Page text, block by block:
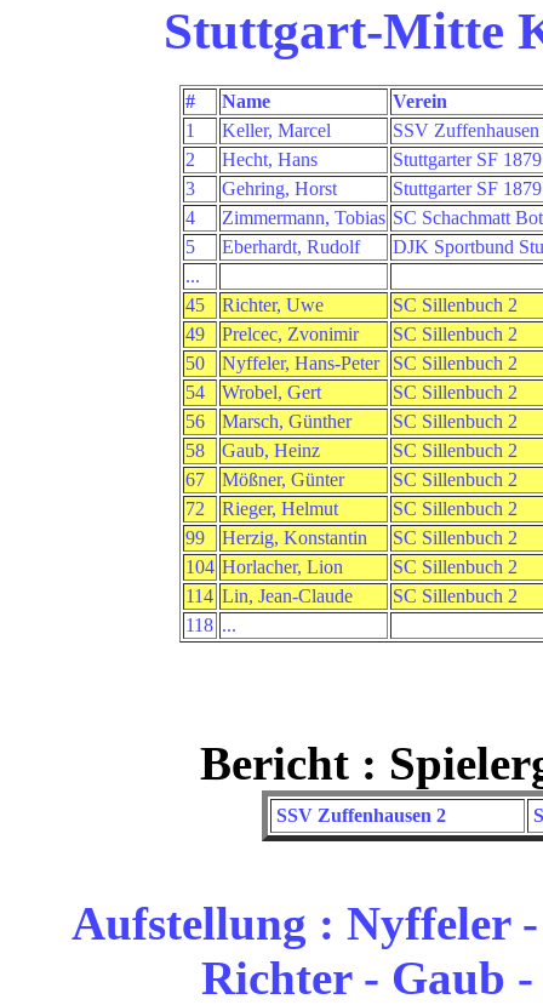
Stuttgart-Mitte
# Name
Verein
1
Keller, Marcel
SSV Zuffenhausen
2
Hecht, Hans
Stuttgarter SF
3
Gehring, Horst
Stuttgarter SF
4
Zimmermann, Tobias SC Schachmatt
5
Eberhardt, Rudolf
DJK Sportbund
...
45
Richter, Uwe
SC Sillenbuch 2
49
Prelcec, Zvonimir
SC Sillenbuch 2
50
Nyffeler, Hans-Peter
SC Sillenbuch 2
54
Wrobel, Gert
SC Sillenbuch 2
56
Marsch, Günther
SC Sillenbuch 2
58
Gaub, Heinz
SC Sillenbuch 2
67
Mößner, Günter
SC Sillenbuch 2
72
Rieger, Helmut
SC Sillenbuch 2
99
Herzig, Konstantin
SC Sillenbuch 2
104 Horlacher, Lion
SC Sillenbuch 2
114 Lin, Jean-Claude
SC Sillenbuch 2
118 ...
Bericht :
SSV Zuffenhausen 2
Aufstellung : Nyffeler
Richter - Gaub